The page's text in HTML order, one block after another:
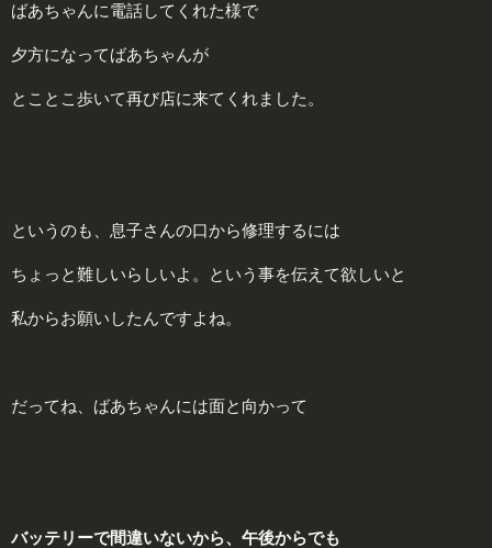
ばあちゃんに電話してくれた様で
夕方になってばあちゃんが
とことこ歩いて再び店に来てくれました。
というのも、息子さんの口から修理するには
ちょっと難しいらしいよ。という事を伝えて欲しいと
私からお願いしたんですよね。
だってね、ばあちゃんには面と向かって
バッテリーで間違いないから、午後からでも